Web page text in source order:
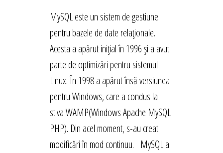
MySQL este un sistem de gestiune
pentru bazele de date relaționale.
Acesta a apărut inițial în 1996 și a avut
parte de optimizări pentru sistemul
Linux. În 1998 a apărut însă versiunea
pentru Windows, care a condus la
stiva WAMP(Windows Apache MySQL
PHP). Din acel moment, s-au creat
modificări în mod continuu. MySQL a